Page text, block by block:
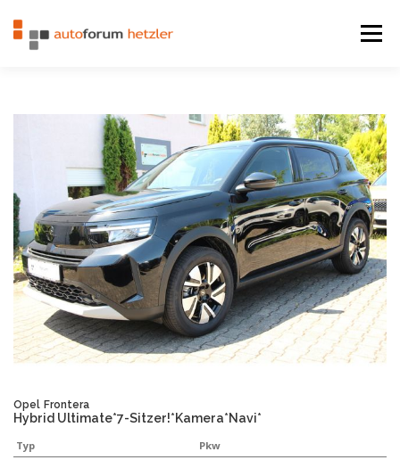
Menü
KONTAKT IMPRESSUM
Opel Frontera
Hybrid Ultimate*7-Sitzer!*Kamera*Navi*
Typ
Pkw